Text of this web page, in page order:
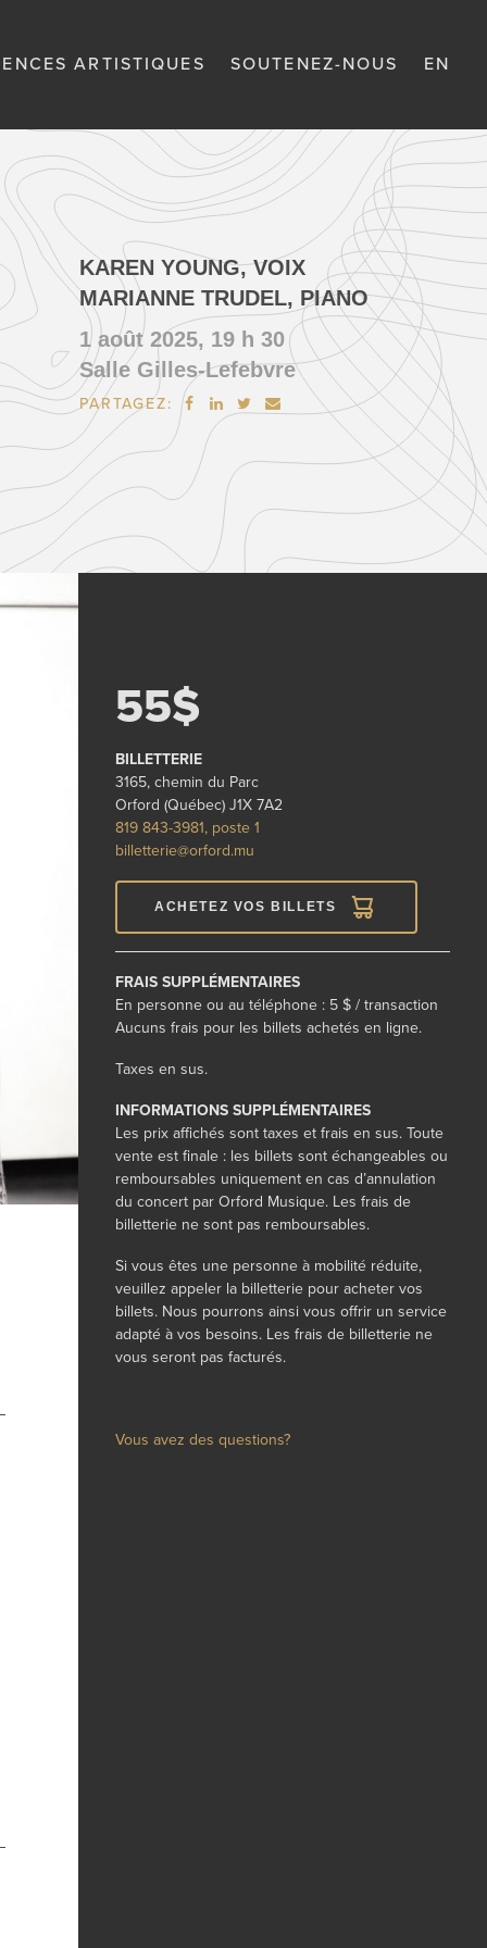
ARTISTIQUES SOUTENEZ-NOUS EN
KAREN YOUNG, VOIX
MARIANNE TRUDEL, PIANO
1 août 2025, 19 h 30
Salle Gilles-Lefebvre
PARTAGEZ:    
55$
BILLETTERIE
3165, chemin du Parc
Orford (Québec) J1X 7A2
819 843-3981, poste 1
billetterie@orford.mu
ACHETEZ VOS BILLETS
FRAIS SUPPLÉMENTAIRES
En personne ou au téléphone : 5 $ / transaction
Aucuns frais pour les billets achetés en ligne.
Taxes en sus.
INFORMATIONS SUPPLÉMENTAIRES
Les prix affichés sont taxes et frais en sus. Toute
vente est finale : les billets sont échangeables ou
remboursables uniquement en cas d’annulation
du concert par Orford Musique. Les frais de
billetterie ne sont pas remboursables.
Si vous êtes une personne à mobilité réduite,
veuillez appeler la billetterie pour acheter vos
billets. Nous pourrons ainsi vous offrir un service
adapté à vos besoins. Les frais de billetterie ne
vous seront pas facturés.
Vous avez des questions?